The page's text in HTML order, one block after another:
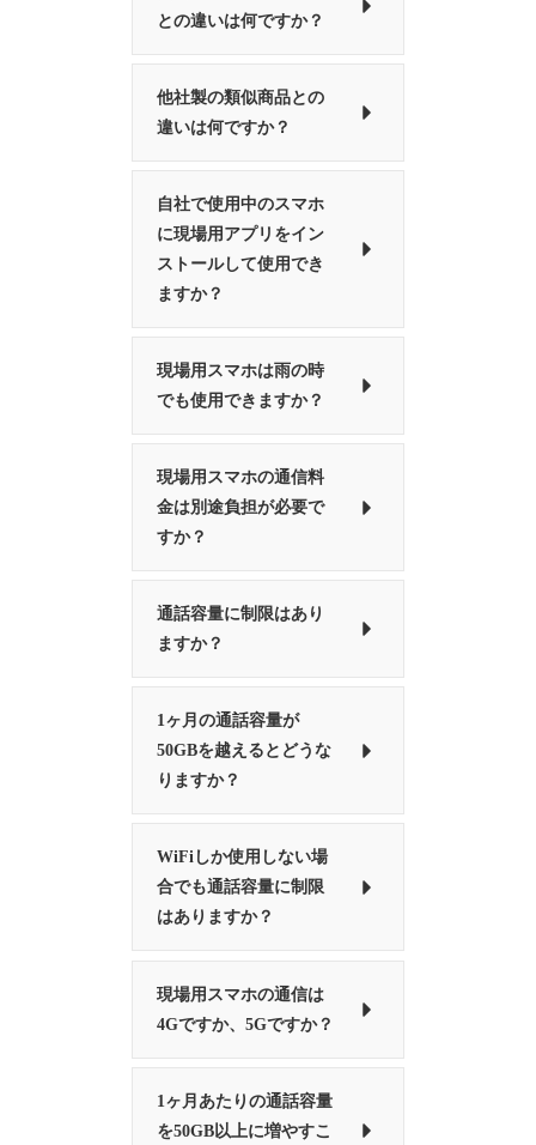
との違いは何ですか？
他社製の類似商品との
違いは何ですか？
自社で使用中のスマホ
に現場用アプリをイン
ストールして使用でき
ますか？
現場用スマホは雨の時
でも使用できますか？
現場用スマホの通信料
金は別途負担が必要で
すか？
通話容量に制限はあり
ますか？
1ヶ月の通話容量が
50GBを越えるとどうな
りますか？
WiFiしか使用しない場
合でも通話容量に制限
はありますか？
現場用スマホの通信は
4Gですか、5Gですか？
1ヶ月あたりの通話容量
を50GB以上に増やすこ